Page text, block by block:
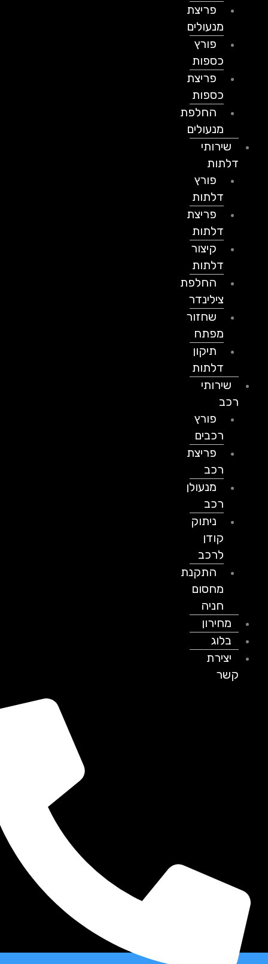
פריצת
מנעולים
פורץ
כספות
פריצת
כספות
החלפת
מנעולים
שירותי
דלתות
פורץ
דלתות
פריצת
דלתות
קיצור
דלתות
החלפת
צילינדר
שחזור
מפתח
תיקון
דלתות
שירותי
פורץ
רכבים
פריצת
מנעולן
ניתוק
לרכב
התקנת
מחסום
חניה
מחירון
בלוג
יצירת
קשר